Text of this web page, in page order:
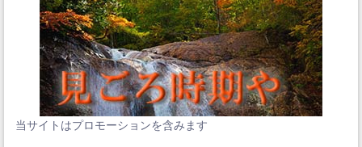
当サイトはプロモーションを含みます